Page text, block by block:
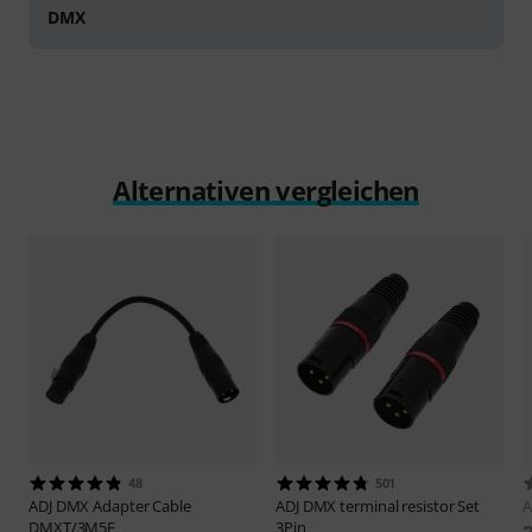
DMX
Alternativen vergleichen
48
ADJ DMX Adapter Cable
DMXT/3M5F
501
ADJ DMX terminal resistor Set
3Pin